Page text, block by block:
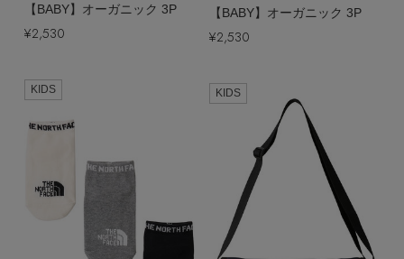
【BABY】オーガニック 3P
¥2,530
【BABY】オーガニック 3P
¥2,530
KIDS KIDS